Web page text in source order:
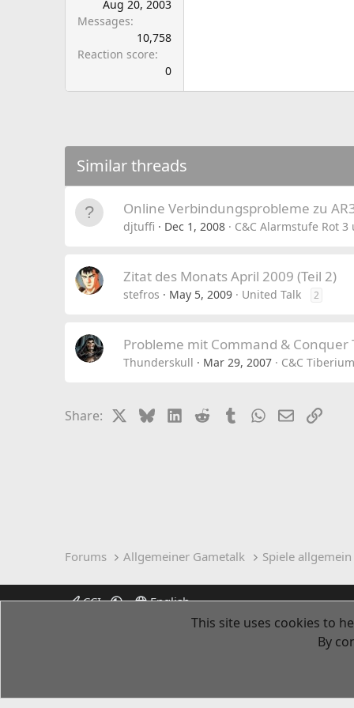
Aug 20, 2003
Messages
10,758
Reaction score
0
Similar threads
Online Verbindungsprobleme zu
djtuffi Dec 1, 2008 C&C Alarmstufe Rot
Zitat des Monats April 2009 (Teil 2)
stefros May 5, 2009 United Talk 2
Probleme mit Command & Conquer
Thunderskull Mar 29, 2007 C&C
Share: BlueskyLinkedIn
Reddit TumblrWhatsApp
EmailLink
Forums Allgemeiner Gametalk Spiele allgemein
CCI English
This site uses cookies to
By